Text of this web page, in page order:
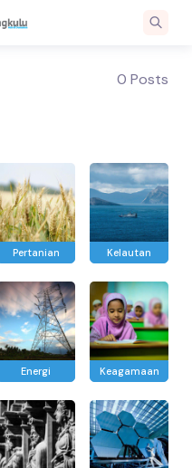
0 Posts
Pertanian Kelautan
Energi Keagamaan